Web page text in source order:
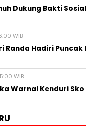
Dukung Bakti
WIB
Randa Hadiri Puncak
WIB
Warnai Kenduri Sko